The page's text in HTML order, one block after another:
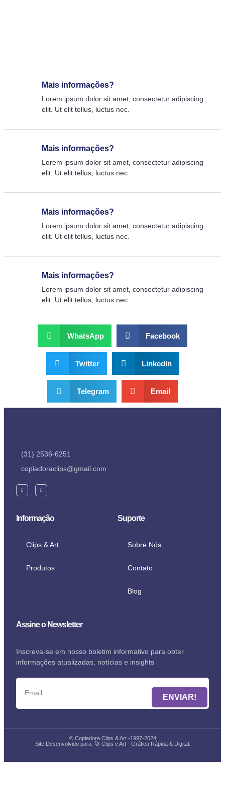
Mais informações?
Lorem ipsum dolor sit amet, consectetur adipiscing
elit. Ut elit tellus, luctus nec.
Mais informações?
Lorem ipsum dolor sit amet, consectetur adipiscing
elit. Ut elit tellus, luctus nec.
Mais informações?
Lorem ipsum dolor sit amet, consectetur adipiscing
elit. Ut elit tellus, luctus nec.
Mais informações?
Lorem ipsum dolor sit amet, consectetur adipiscing
elit. Ut elit tellus, luctus nec.
WhatsApp Facebook
Twitter LinkedIn
Telegram Email
(31) 2536-6251
copiadoraclips@gmail.com
Informação
Clips & Art
Produtos
Suporte
Sobre Nós
Contato
Blog
Assine o Newsletter
Inscreva-se em nosso boletim informativo para obter
informações atualizadas, notícias e insights
ENVIAR!
© Copiadora Clips & Art -1997-2024
Site Desenvolvido para: 🚀 Clips e Art - Gráfica Rápida & Digital.